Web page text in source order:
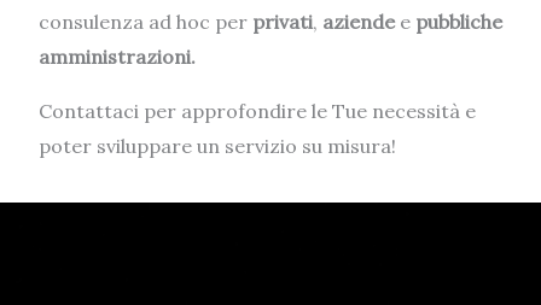
consulenza ad hoc per privati, aziende e pubbliche
amministrazioni.
Contattaci per approfondire le Tue necessità e
poter sviluppare un servizio su misura!